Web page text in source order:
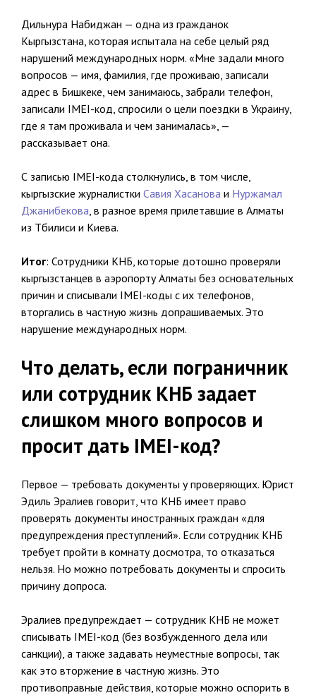
Дильнура Набиджан — одна из гражданок
Кыргызстана, которая испытала на себе целый ряд
нарушений международных норм. «Мне задали много
вопросов — имя, фамилия, где проживаю, записали
адрес в Бишкеке, чем занимаюсь, забрали телефон,
записали IMEI-код, спросили о цели поездки в Украину,
где я там проживала и чем занималась», —
рассказывает она.
С записью IMEI-кода столкнулись, в том числе,
кыргызские журналистки Савия Хасанова и Нуржамал
Джанибекова, в разное время прилетавшие в Алматы
из Тбилиси и Киева.
Итог: Сотрудники КНБ, которые дотошно проверяли
кыргызстанцев в аэропорту Алматы без основательных
причин и списывали IMEI-коды с их телефонов,
вторгались в частную жизнь допрашиваемых. Это
нарушение международных норм.
Что делать, если пограничник
или сотрудник КНБ задает
слишком много вопросов и
просит дать IMEI-код?
Первое — требовать документы у проверяющих. Юрист
Эдиль Эралиев говорит, что КНБ имеет право
проверять документы иностранных граждан «для
предупреждения преступлений». Если сотрудник КНБ
требует пройти в комнату досмотра, то отказаться
нельзя. Но можно потребовать документы и спросить
причину допроса.
Эралиев предупреждает — сотрудник КНБ не может
списывать IMEI-код (без возбужденного дела или
санкции), а также задавать неуместные вопросы, так
как это вторжение в частную жизнь. Это
противоправные действия, которые можно оспорить в